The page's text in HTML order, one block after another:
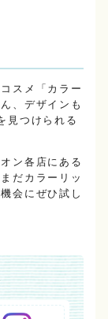
スメ「カラー
、デザインも
見つけられる
ン各店にある
だカラーリッ
会にぜひ試し